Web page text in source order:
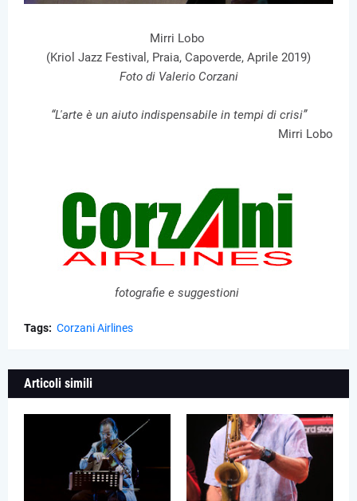
Mirri Lobo
(Kriol Jazz Festival, Praia, Capoverde, Aprile 2019)
Foto di Valerio Corzani
“L'arte è un aiuto indispensabile in tempi di crisi”
Mirri Lobo
fotografie e suggestioni
Tags: Corzani Airlines
Articoli simili